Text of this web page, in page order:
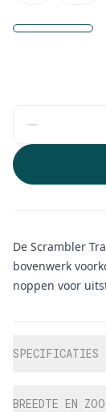
De Scrambler
bovenwerk
noppen voor
SPECIFICATIES
BREEDTE EN